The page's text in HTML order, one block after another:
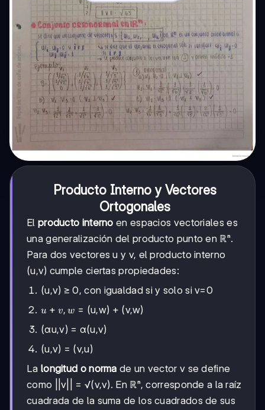
Producto Interno y Vectores
Ortogonales
El producto interno en espacios vectoriales es
una generalización del producto punto en ℝⁿ.
Para dos vectores u y v, el producto interno
(u,v) cumple ciertas propiedades:
(u,v) ≥ 0, con igualdad si y solo si v=0
u+v,w
u + v, w = (u,w) + (v,w)
(αu,v) = α(u,v)
(u,v) = (v,u)
La longitud o norma de un vector v se define
como ||v|| = √(v,v). En ℝⁿ, corresponde a la raíz
cuadrada de la suma de los cuadrados de sus